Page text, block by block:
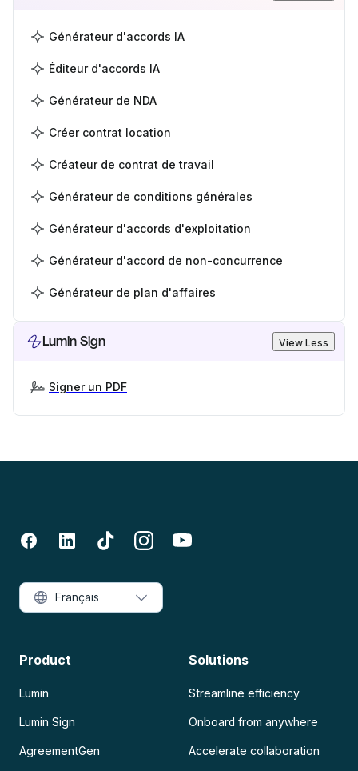
Générateur d'accords IA
Éditeur d'accords IA
Générateur de NDA
Créer contrat location
Créateur de contrat de travail
Générateur de conditions générales
Générateur d'accords d'exploitation
Générateur d'accord de non-concurrence
Générateur de plan d'affaires
Lumin Sign View Less
Signer un PDF
Product
Lumin
Lumin Sign
AgreementGen
Solutions
Streamline efficiency
Onboard from anywhere
Accelerate collaboration
Français